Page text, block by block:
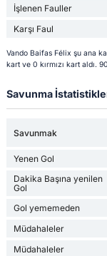
İşlenen Fauller
Karşı Faul
Vando Baifas Félix şu ana
kart ve 0 kırmızı kart aldı.
Savunma
Savunmak
Yenen Gol
Dakika Başına yenilen
Gol
Gol yememeden
Müdahaleler
Müdahaleler